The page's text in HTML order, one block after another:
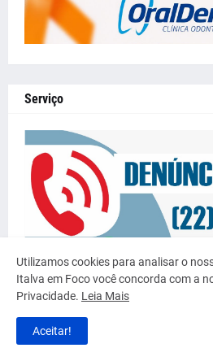
Serviço
Utilizamos cookies para analisar o
Italva em Foco você concorda com a
Privacidade. Leia Mais
Aceitar!